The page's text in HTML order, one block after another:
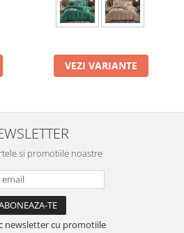
VEZI VARIANTE
si promotiile noastre
newsletter cu promotiile